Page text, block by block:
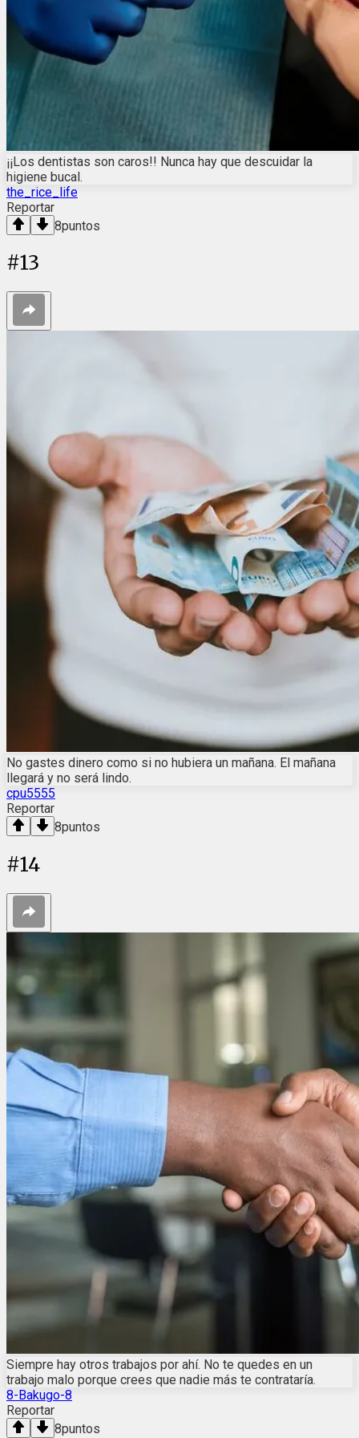
¡¡Los dentistas son caros!! Nunca hay que descuidar la
higiene bucal.
the_rice_life
Reportar
8puntos
#13
No gastes dinero como si no hubiera un mañana. El mañana
llegará y no será lindo.
cpu5555
Reportar
8puntos
#14
Siempre hay otros trabajos por ahí. No te quedes en un
trabajo malo porque crees que nadie más te contrataría.
8-Bakugo-8
Reportar
8puntos